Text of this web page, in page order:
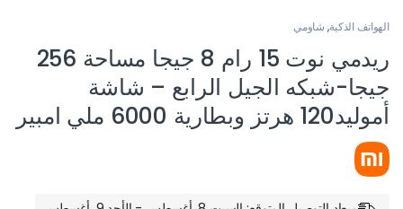
الهواتف الذكية, شاومي
ريدمي نوت 15 رام 8 جيجا مساحة 256
جيجا-شبكه الجيل الرابع – شاشة
أموليد120 هرتز وبطارية 6000 ملي امبير